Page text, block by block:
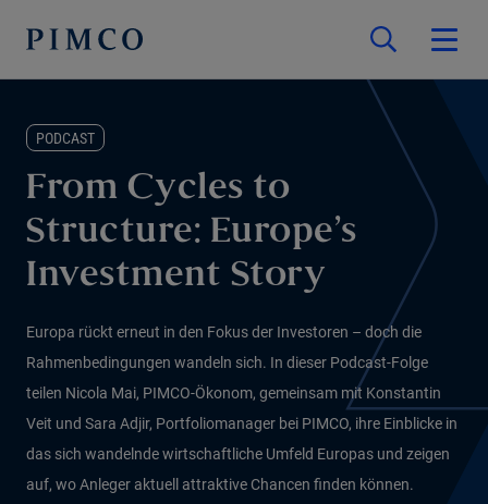
PODCAST
From Cycles to
Structure: Europe’s
Investment Story
Europa rückt erneut in den Fokus der Investoren – doch die
Rahmenbedingungen wandeln sich. In dieser Podcast-Folge
teilen Nicola Mai, PIMCO-Ökonom, gemeinsam mit Konstantin
Veit und Sara Adjir, Portfoliomanager bei PIMCO, ihre Einblicke in
das sich wandelnde wirtschaftliche Umfeld Europas und zeigen
auf, wo Anleger aktuell attraktive Chancen finden können.